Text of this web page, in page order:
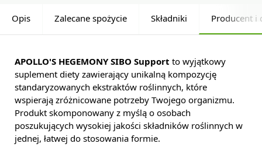
Opis Zalecane spożycie Składniki Producent i
APOLLO'S HEGEMONY SIBO Support to wyjątkowy
suplement diety zawierający unikalną kompozycję
standaryzowanych ekstraktów roślinnych, które
wspierają zróżnicowane potrzeby Twojego organizmu.
Produkt skomponowany z myślą o osobach
poszukujących wysokiej jakości składników roślinnych w
jednej, łatwej do stosowania formie.